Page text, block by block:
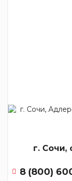
г. Сочи,
8 (800)